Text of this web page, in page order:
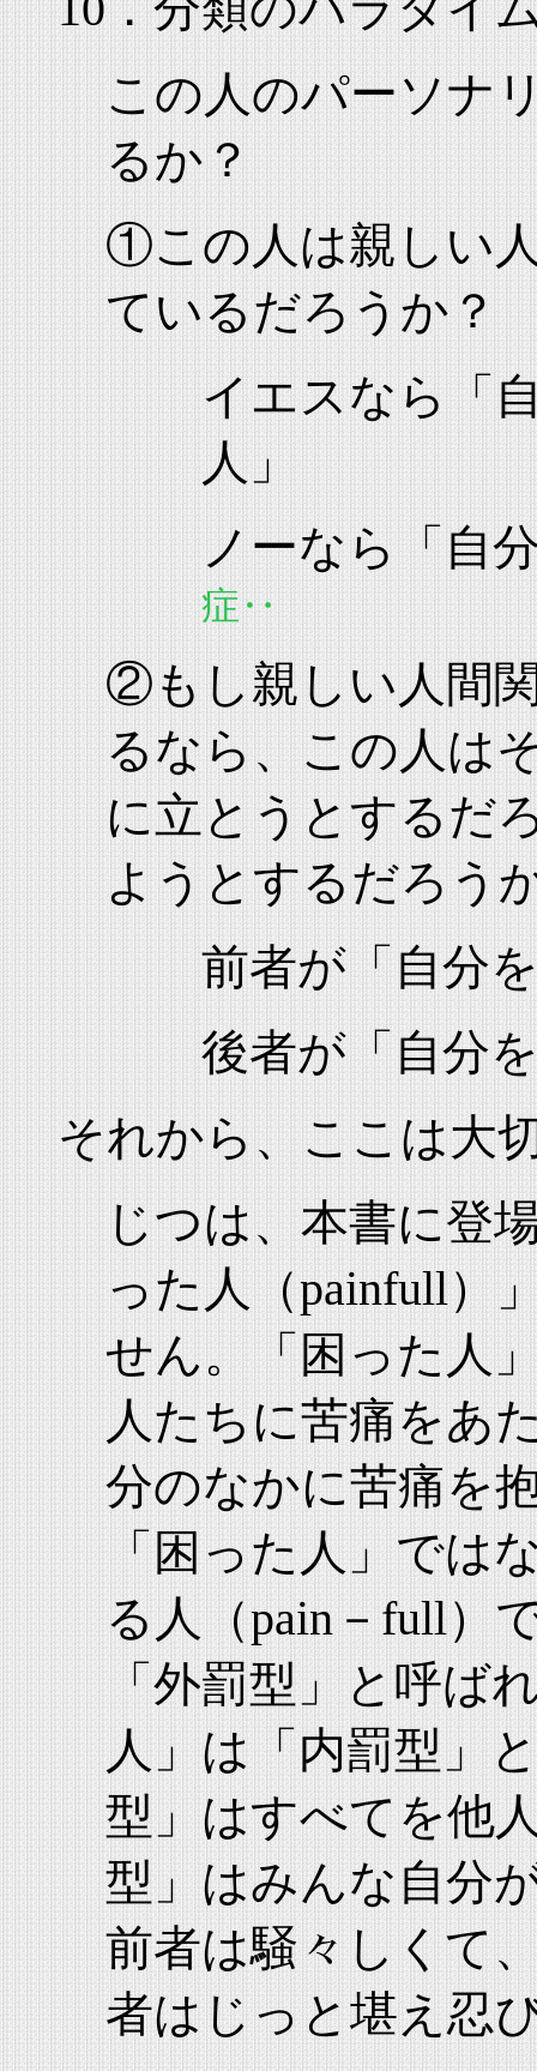
この人のパーソナ
るか？
①この人は親しい
ているだろうか？
イエスなら「
人」
ノーなら「自
症‥
②もし親しい人間
るなら、この人は
に立とうとするだ
ようとするだろう
前者が「自分
後者が「自分
それから、ここは大
じつは、本書に登
った人（painfull）
せん。「困った人
人たちに苦痛をあ
分のなかに苦痛を
「困った人」では
る人（pain－full）
「外罰型」と呼ば
人」は「内罰型」
型」はすべてを他
型」はみんな自分
前者は騒々しくて
者はじっと堪え忍